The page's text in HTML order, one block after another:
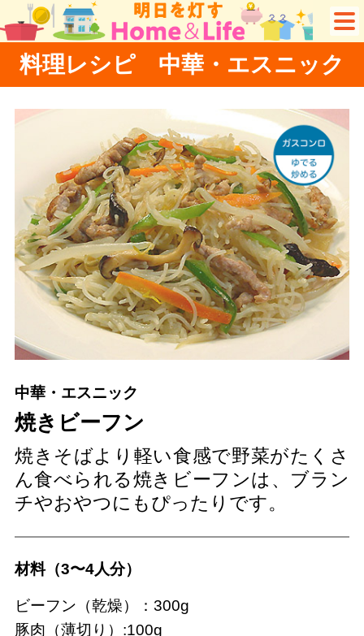
料理レシピ 中華・エスニック
中華・エスニック
焼きビーフン
焼きそばより軽い食感で野菜がたくさ
ん食べられる焼きビーフンは、ブラン
チやおやつにもぴったりです。
材料（3〜4人分）
ビーフン（乾燥）：300g
豚肉（薄切り）:100g